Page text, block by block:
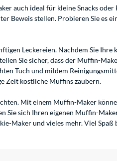
auch ideal für kleine Snacks
stellen. Probieren Sie es
Leckereien. Nachdem Sie Ihre
Sie sicher, dass der Muffin-
Tuch und mildem
Zeit köstliche Muffins zaubern.
Mit einem Muffin-Maker
sich Ihren eigenen Muffin-
Maker und vieles mehr. Viel Spaß